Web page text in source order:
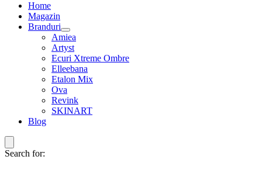
Home
Magazin
Branduri
Amiea
Artyst
Ecuri Xtreme Ombre
Elleebana
Etalon Mix
Ova
Revink
SKINART
Blog
Search for: